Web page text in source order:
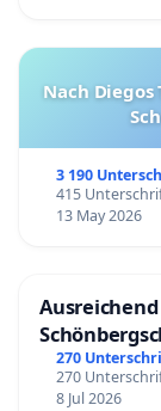
Nach
3 190
415
13 May 2026
270
270
8 Jul 2026